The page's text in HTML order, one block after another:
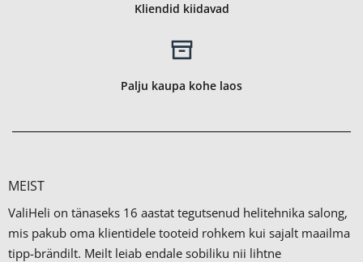
Kliendid kiidavad
Palju kaupa kohe laos
MEIST
ValiHeli on tänaseks 16 aastat tegutsenud helitehnika salong,
mis pakub oma klientidele tooteid rohkem kui sajalt maailma
tipp-brändilt. Meilt leiab endale sobiliku nii lihtne